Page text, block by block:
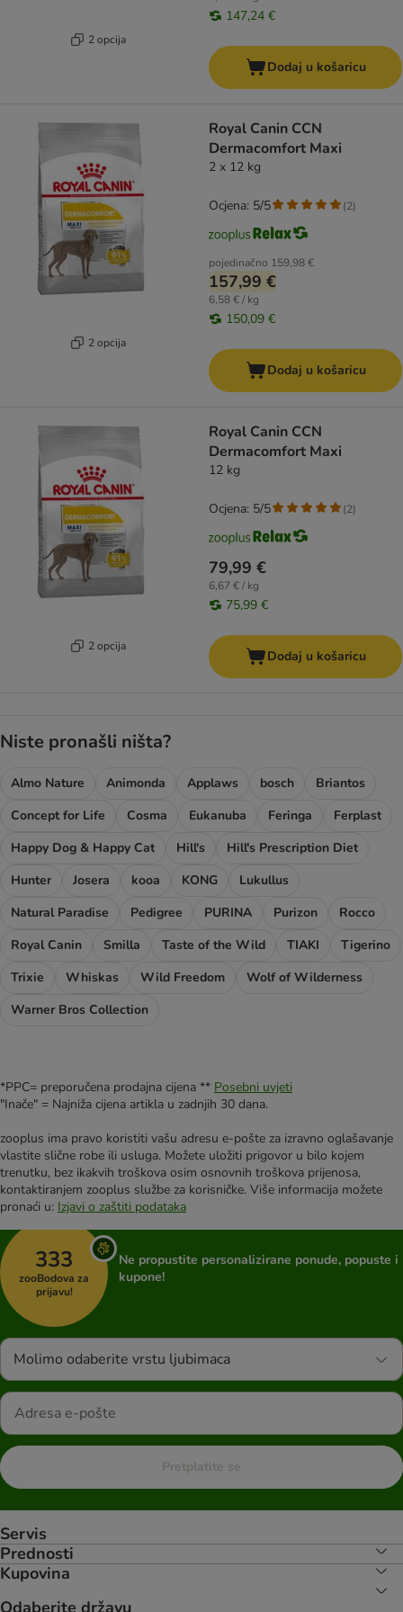
2 opcija
147,24 €
Dodaj u košaricu
2 opcija
Royal Canin CCN
Dermacomfort Maxi
2 x 12 kg
pojedinačno 159,98 €
157,99 €
6,58 € / kg
150,09 €
Ocjena: 5/5 (2)
Dodaj u košaricu
2 opcija
Royal Canin CCN
Dermacomfort Maxi
12 kg
79,99 €
6,67 € / kg
75,99 €
Ocjena: 5/5 (2)
Dodaj u košaricu
Niste pronašli ništa?
Almo Nature Animonda Applaws bosch
Briantos
Concept for Life
Cosma Eukanuba Feringa
Ferplast
Happy Dog & Happy Cat
Hill's
Hill's Prescription Diet
Hunter
Josera kooa KONG
Lukullus
Natural Paradise
Pedigree PURINA Purizon
Rocco
Royal Canin
Smilla Taste of the Wild TIAKI
Tigerino
Trixie
Whiskas Wild Freedom
Wolf of Wilderness
Warner Bros Collection
*PPC= preporučena prodajna cijena ** Posebni uvjeti
"Inače" = Najniža cijena artikla u zadnjih 30 dana.
zooplus ima pravo koristiti vašu adresu e-pošte za izravno oglašavanje
vlastite slične robe ili usluga. Možete uložiti prigovor u bilo kojem
trenutku, bez ikakvih troškova osim osnovnih troškova prijenosa,
kontaktiranjem zooplus službe za korisničke. Više informacija možete
pronaći u: Izjavi o zaštiti podataka
333
zooBodova za
prijavu!
Ne propustite personalizirane ponude, popuste i
kupone!
Molimo odaberite vrstu ljubimaca
Pretplatite se
Servis
Prednosti
Kupovina